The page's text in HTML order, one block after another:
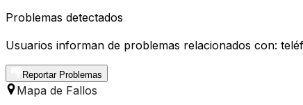
Problemas detectados
Usuarios informan de problemas relacionados con:
Reportar Problemas
Mapa de Fallos